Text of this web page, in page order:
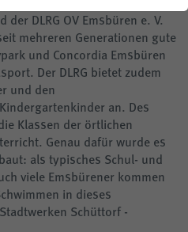
DLRG OV Emsbüren e. V.
mehreren Generationen gute
und Concordia Emsbüren
Der DLRG bietet zudem
und den
an. Des
Klassen der örtlichen
Genau dafür wurde es
als typisches Schul- und
viele Emsbürener kommen
in dieses
Schüttorf -